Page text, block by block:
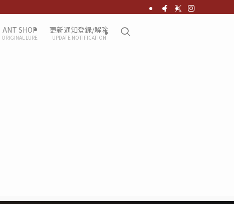
ANT SHOP
ORIGINAL LURE
更新通知登録/解除
UPDATE NOTIFICATION